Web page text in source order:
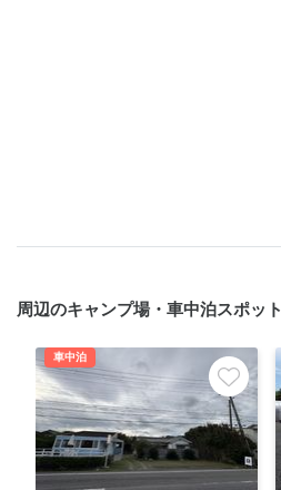
周辺のキャンプ場・車中泊スポット
車中泊